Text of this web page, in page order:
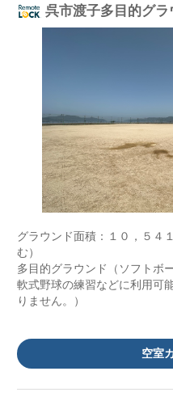
呉市渡子多目的グラ
グラウンド面積：１０，５４
む）
多目的グラウンド（ソフトボ
軟式野球の練習などに利用可
りません。）
空室